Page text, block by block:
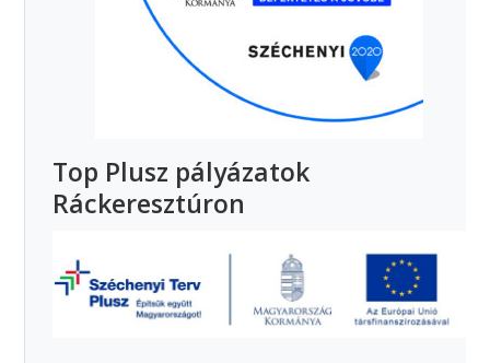
Top Plusz pályázatok
Ráckeresztúron